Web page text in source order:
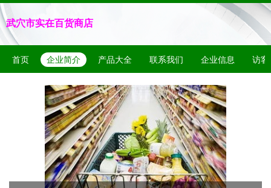
武穴市实在百货商店
首页 企业简介 产品大全 联系我们 企业信息 访客